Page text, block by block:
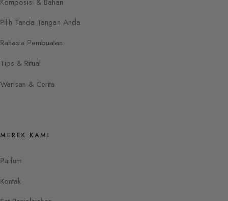
Pilih Tanda Tangan Anda
Rahasia Pembuatan
Tips & Ritual
Warisan & Cerita
MEREK KAMI
Parfum
Kontak